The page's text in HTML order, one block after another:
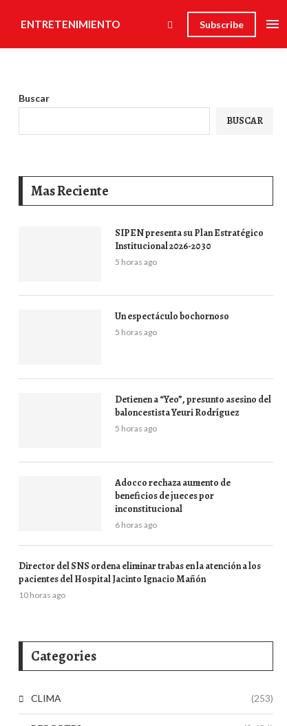
ENTRETENIMIENTO Subscribe
Buscar
BUSCAR
Mas Reciente
SIPEN presenta su Plan Estratégico
Institucional 2026-2030
5 horas ago
Un espectáculo bochornoso
5 horas ago
Detienen a “Yeo”, presunto asesino del
baloncestista Yeuri Rodríguez
5 horas ago
Adocco rechaza aumento de
beneficios de jueces por
inconstitucional
6 horas ago
Director del SNS ordena eliminar trabas en la atención a los
pacientes del Hospital Jacinto Ignacio Mañón
10 horas ago
Categories
CLIMA (253)